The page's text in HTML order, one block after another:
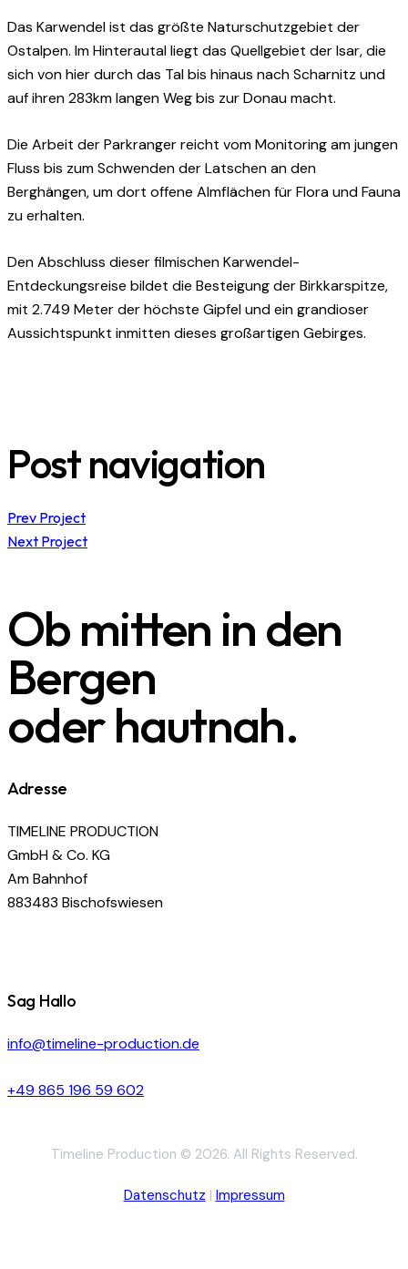
Das Karwendel ist das größte Naturschutzgebiet der
Ostalpen. Im Hinterautal liegt das Quellgebiet der Isar, die
sich von hier durch das Tal bis hinaus nach Scharnitz und
auf ihren 283km langen Weg bis zur Donau macht.
Die Arbeit der Parkranger reicht vom Monitoring am jungen
Fluss bis zum Schwenden der Latschen an den
Berghängen, um dort offene Almflächen für Flora und Fauna
zu erhalten.
Den Abschluss dieser filmischen Karwendel-
Entdeckungsreise bildet die Besteigung der Birkkarspitze,
mit 2.749 Meter der höchste Gipfel und ein grandioser
Aussichtspunkt inmitten dieses großartigen Gebirges.
Post navigation
Prev Project
Next Project
Ob mitten in den
Bergen
oder hautnah.
Adresse
TIMELINE PRODUCTION
GmbH & Co. KG
Am Bahnhof
883483 Bischofswiesen
Sag Hallo
info@timeline-production.de
+49 865 196 59 602
Timeline Production © 2026. All Rights Reserved.
Datenschutz | Impressum